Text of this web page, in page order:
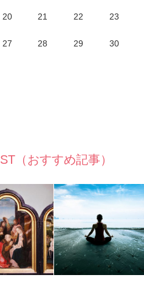
20 21 22 23
27 28 29 30
（おすすめ記事）